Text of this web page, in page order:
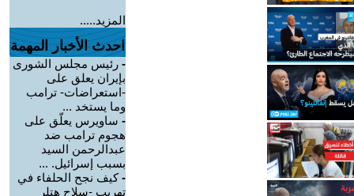
المزيد.....
احدث الأخبار المهمة
- رئيس مجلس الشورى
بإيران يعلق على
-استعراضات- ترامب
وما يستخد ...
- ساويرس يعلّق على
هجوم ترامب ضد
عبدالرحمن السيد
بسبب إسرائيل. ...
-كيف نجح الحلفاء في
تهريب -سلاح هتلر